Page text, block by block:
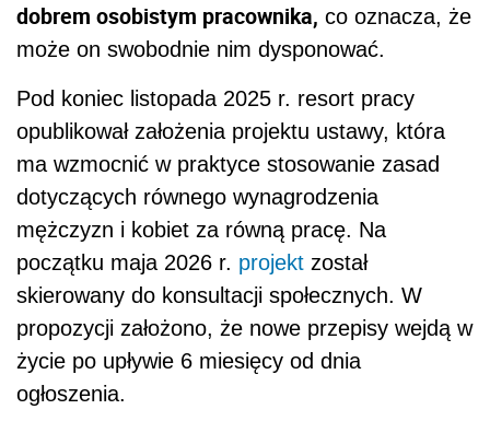
dobrem osobistym pracownika, co oznacza, że
może on swobodnie nim dysponować.
Pod koniec listopada 2025 r. resort pracy
opublikował założenia projektu ustawy, która
ma wzmocnić w praktyce stosowanie zasad
dotyczących równego wynagrodzenia
mężczyzn i kobiet za równą pracę. Na
początku maja 2026 r. projekt został
skierowany do konsultacji społecznych. W
propozycji założono, że nowe przepisy wejdą w
życie po upływie 6 miesięcy od dnia
ogłoszenia.